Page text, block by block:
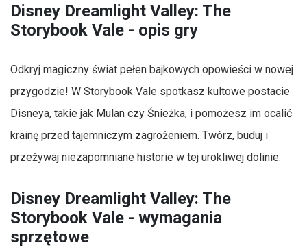
Disney Dreamlight Valley: The
Storybook Vale - opis gry
Odkryj magiczny świat pełen bajkowych opowieści w nowej
przygodzie! W Storybook Vale spotkasz kultowe postacie
Disneya, takie jak Mulan czy Śnieżka, i pomożesz im ocalić
krainę przed tajemniczym zagrożeniem. Twórz, buduj i
przeżywaj niezapomniane historie w tej urokliwej dolinie.
Disney Dreamlight Valley: The
Storybook Vale - wymagania
sprzętowe